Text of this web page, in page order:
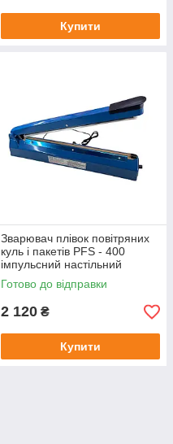
Купити
Зварювач плівок повітряних
куль і пакетів PFS - 400
імпульсний настільний
(довжина нагрівача 400мм)
650 w
Готово до відправки
2 120 ₴
Купити